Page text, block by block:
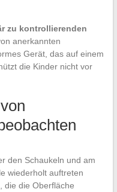
zu kontrollierenden
anerkannten
Gerät, das auf einem
die Kinder nicht vor
den Schaukeln und am
wiederholt auftreten
die die Oberfläche